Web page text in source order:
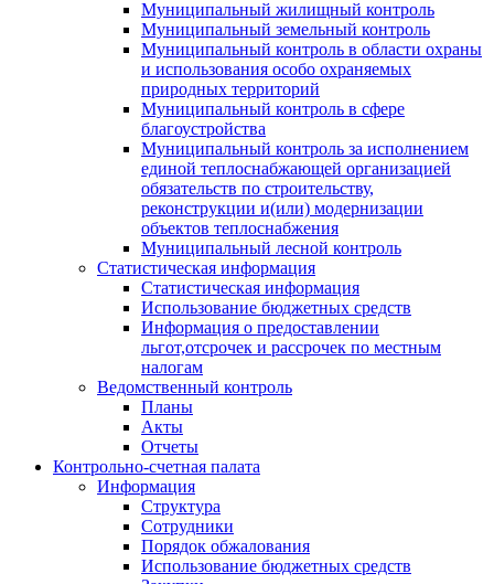
Муниципальный жилищный контроль
Муниципальный земельный контроль
Муниципальный контроль в области охраны
и использования особо охраняемых
природных территорий
Муниципальный контроль в сфере
благоустройства
Муниципальный контроль за исполнением
единой теплоснабжающей организацией
обязательств по строительству,
реконструкции и(или) модернизации
объектов теплоснабжения
Муниципальный лесной контроль
Статистическая информация
Статистическая информация
Использование бюджетных средств
Информация о предоставлении
льгот,отсрочек и рассрочек по местным
налогам
Ведомственный контроль
Планы
Акты
Отчеты
Контрольно-счетная палата
Информация
Структура
Сотрудники
Порядок обжалования
Использование бюджетных средств